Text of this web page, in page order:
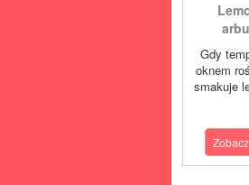
Gdy
oknem
smakuje